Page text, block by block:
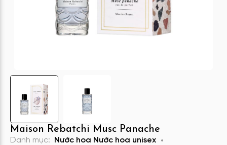
Maison Rebatchi Musc Panache
Danh mục: Nước hoa Nước hoa unisex